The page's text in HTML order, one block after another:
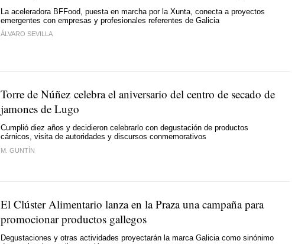
La aceleradora BFFood, puesta en marcha por la Xunta, conecta a proyectos
emergentes con empresas y profesionales referentes de Galicia
ÁLVARO SEVILLA
Torre de Núñez celebra el aniversario del centro de secado de
jamones de Lugo
Cumplió diez años y decidieron celebrarlo con degustación de productos
cárnicos, visita de autoridades y discursos conmemorativos
M. GUNTÍN
El Clúster Alimentario lanza en la Praza una campaña para
promocionar productos gallegos
Degustaciones y otras actividades proyectarán la marca Galicia como sinónimo